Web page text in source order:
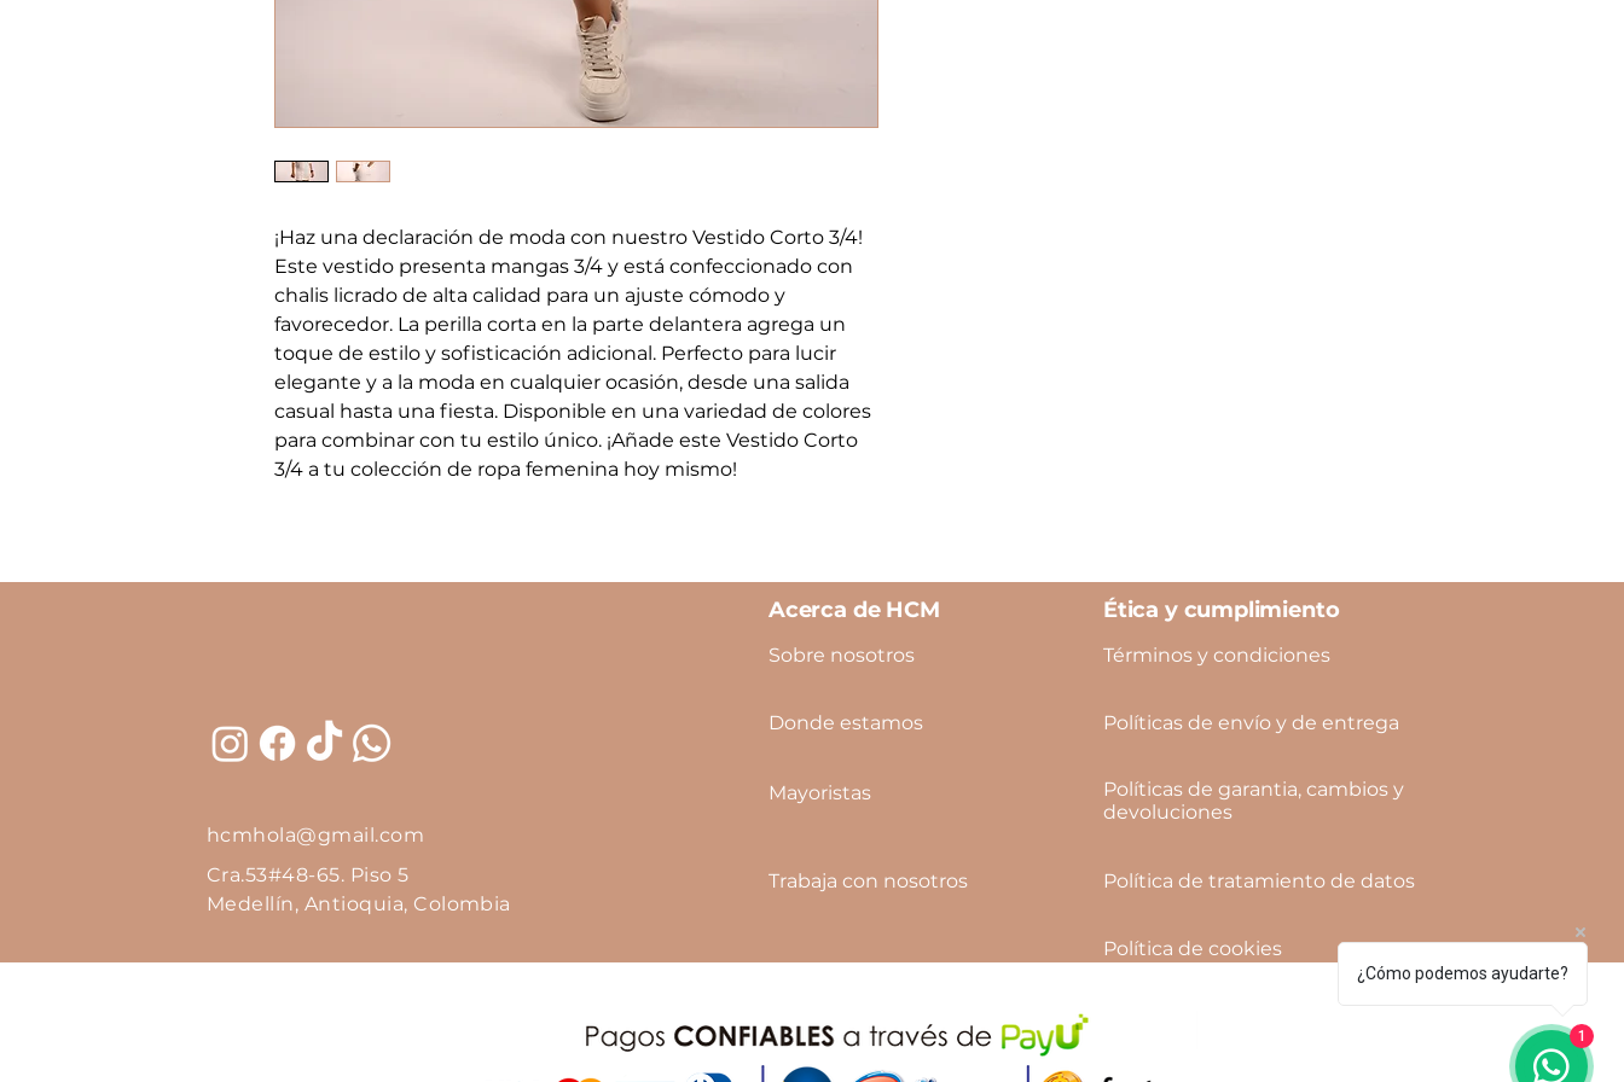
¡Haz una declaración de moda con nuestro Vestido Corto 3/4!
Este vestido presenta mangas 3/4 y está confeccionado con
chalis licrado de alta calidad para un ajuste cómodo y
favorecedor. La perilla corta en la parte delantera agrega un
toque de estilo y sofisticación adicional. Perfecto para lucir
elegante y a la moda en cualquier ocasión, desde una salida
casual hasta una fiesta. Disponible en una variedad de colores
para combinar con tu estilo único. ¡Añade este Vestido Corto
3/4 a tu colección de ropa femenina hoy mismo!
hcmhola@gmail.com
Cra.53#48-65. Piso 5
Medellín, Antioquia, Colombia
Ética y cumplimiento
Acerca de HCM
Sobre nosotros Términos y condiciones
Políticas de envío y de entrega
Donde estamos
Políticas de garantia, cambios y
devoluciones
Mayoristas
Política de tratamiento de datos
Trabaja con nosotros
Política de cookies
¿Cómo podemos ayudarte?
1